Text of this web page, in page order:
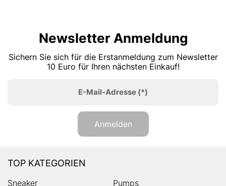
Newsletter Anmeldung
Sichern Sie sich für die Erstanmeldung zum Newsletter
10 Euro für Ihren nächsten Einkauf!
E-Mail-Adresse (*)
Anmelden
TOP KATEGORIEN
Sneaker
Pumps